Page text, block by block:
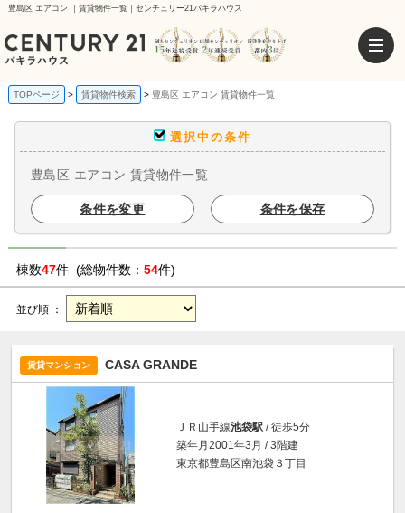
豊島区 エアコン ｜賃貸物件一覧｜センチュリー21パキラハウス
TOPページ 賃貸物件検索 豊島区 エアコン 賃貸物件一覧
選択中の条件
豊島区 エアコン 賃貸物件一覧
条件を変更 条件を保存
棟数47件 (総物件数： 54件)
並び順 ：
賃貸マンション CASA GRANDE
ＪＲ山手線池袋駅 / 徒歩5分
築年月2001年3月 / 3階建
東京都豊島区南池袋３丁目